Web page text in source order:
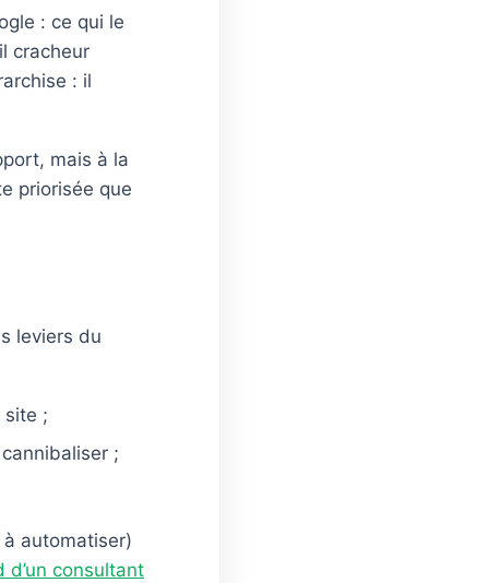
: ce qui le
cracheur
: il
mais à la
priorisée que
leviers du
site ;
;
automatiser)
d’un consultant